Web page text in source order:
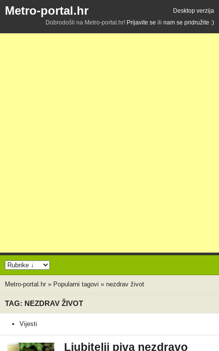
Metro-portal.hr
Desktop verzija
Dobrodošli na Metro-portal.hr! Prijavite se ili nam se pridružite :)
Metro-portal.hr » Popularni tagovi » nezdrav život
TAG: NEZDRAV ŽIVOT
Vijesti
Ljubitelji piva nezdravo